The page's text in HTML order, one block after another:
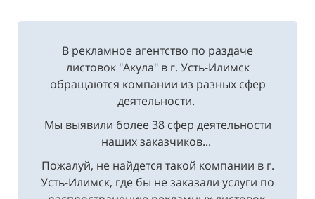
В рекламное агентство по раздаче
обращаются компании из разных сфер
деятельности.
Мы выявили более 38 сфер деятельности
наших заказчиков...
Пожалуй, не найдется такой компании в г.
распространению рекламных листовок.